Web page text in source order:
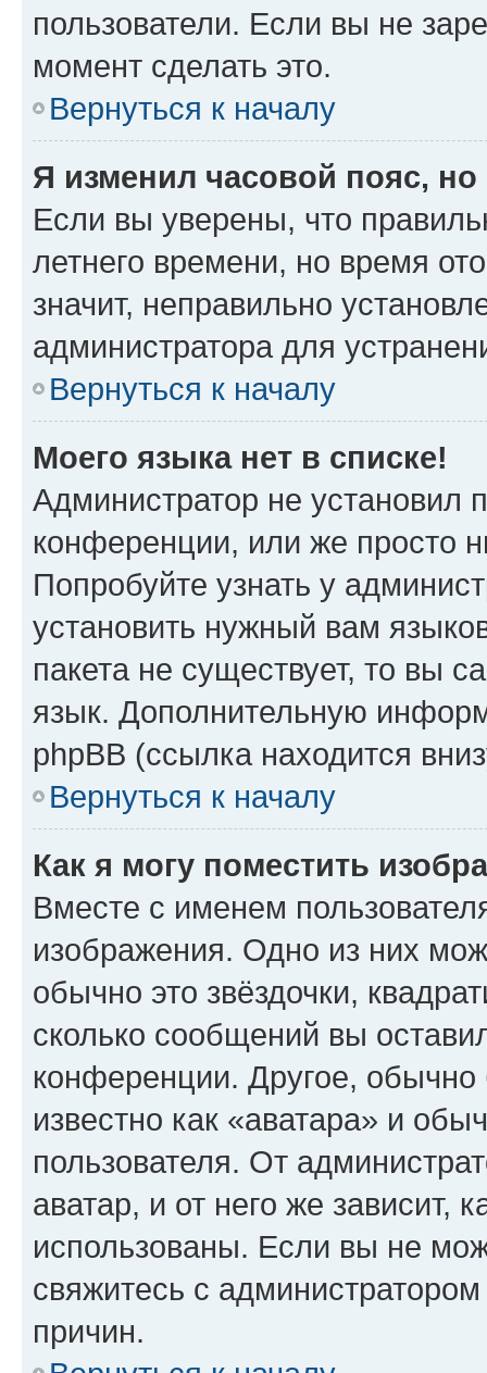
пользователи. Если вы не
момент сделать это.
Вернуться к началу
Я изменил часовой пояс,
Если вы уверены, что
летнего времени, но время
значит, неправильно
администратора для
Вернуться к началу
Моего языка нет в списке!
Администратор не установил
конференции, или же просто
Попробуйте узнать у
установить нужный вам
пакета не существует, то вы
язык. Дополнительную
phpBB (ссылка находится
Вернуться к началу
Как я могу поместить
Вместе с именем
изображения. Одно из них
обычно это звёздочки,
сколько сообщений вы
конференции. Другое,
известно как «аватара» и
пользователя. От
аватар, и от него же зависит,
использованы. Если вы не
свяжитесь с
причин.